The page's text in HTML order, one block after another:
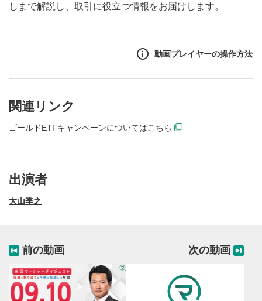
しまで解説し、取引に役立つ情報をお届けします。
動画プレイヤーの操作方法
動画再生エリアをクリックすると、動画を再生または
一時停止します。
関連リンク
ゴールドETFキャンペーンについてはこちら
出演者
大山季之
前の動画 次の動画